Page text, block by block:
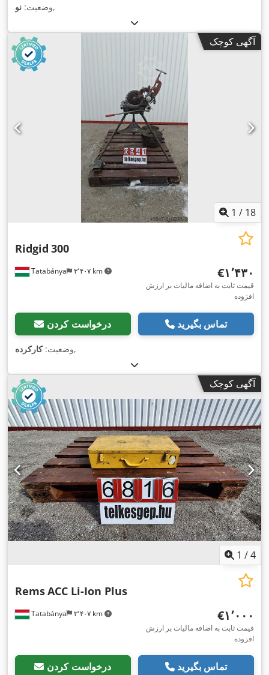
وضعیت: نو ,
آگهی کوچک
1 / 18
Tatabánya ۳٬۴۰۷ km
Ridgid 300
‎€۱٬۴۳۰
قیمت ثابت به اضافه مالیات بر ارزش
افزوده
درخواست کردن تماس بگیرید
وضعیت:کارکرده ,
آگهی کوچک
1 /4
Tatabánya ۳٬۴۰۷ km
RemsACC Li-Ion Plus
‎€۱٬۰۰۰
قیمت ثابت به اضافه مالیات بر ارزش
افزوده
درخواست کردن تماس بگیرید